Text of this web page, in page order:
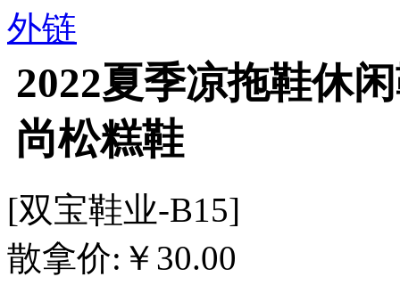
外链
2022夏季凉拖鞋休
尚松糕鞋
[双宝鞋业-B15]
散拿价: ￥ 30.00